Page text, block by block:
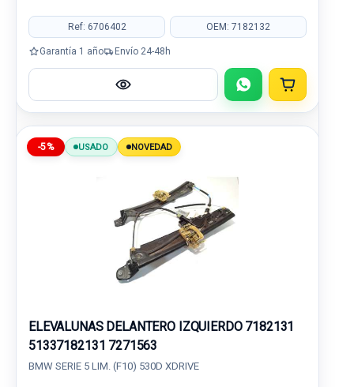
Ref: 6706402 OEM: 7182132
Garantía 1 año Envío 24-48h
-5% USADO NOVEDAD
ELEVALUNAS DELANTERO IZQUIERDO 7182131
51337182131 7271563
BMW SERIE 5 LIM. (F10) 530D XDRIVE